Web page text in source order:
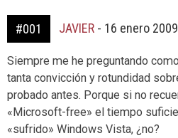
#001 JAVIER - 16 enero
Siempre me he preguntando
tanta convicción y rotundidad
probado antes. Porque si no
«Microsoft-free» el tiempo
«sufrido» Windows Vista, ¿no?